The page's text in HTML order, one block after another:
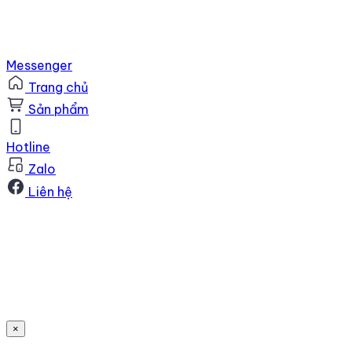
Messenger
Trang chủ
Sản phẩm
Hotline
Zalo
Liên hệ
×